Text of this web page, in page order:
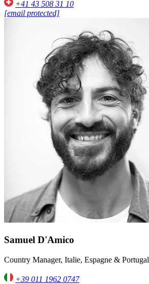
+41 43 508 31 10
[email protected]
Samuel D'Amico
Country Manager, Italie, Espagne & Portugal
+39 011 1962 0747